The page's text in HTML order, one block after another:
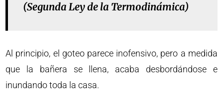
(Segunda Ley de la Termodinámica)
Al principio, el goteo parece inofensivo, pero a medida
que la bañera se llena, acaba desbordándose e
inundando toda la casa.